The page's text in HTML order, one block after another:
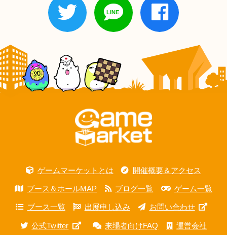
ゲームマーケットとは 開催概要＆アクセス
ブース＆ホールMAP ブログ一覧 ゲーム一覧
ブース一覧 出展申し込み お問い合わせ
公式Twitter 来場者向けFAQ 運営会社